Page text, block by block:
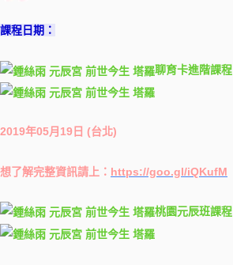
課程日期：
聊育卡進階課程
2019年05月19日 (台北)
想了解完整資訊請上： https://goo.gl/iQKufM
桃園元辰班課程